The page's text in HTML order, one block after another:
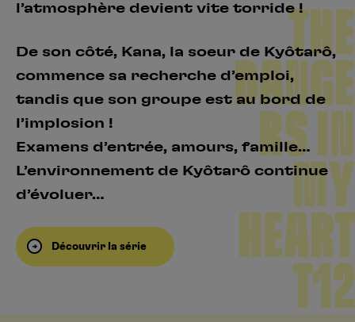
l’atmosphère devient vite torride !
De son côté, Kana, la soeur de Kyôtarô,
commence sa recherche d’emploi,
tandis que son groupe est au bord de
l’implosion !
Examens d’entrée, amours, famille…
L’environnement de Kyôtarô continue
d’évoluer…
Découvrir la série
THE
DANGE
RS IN
MY
HEART
T12